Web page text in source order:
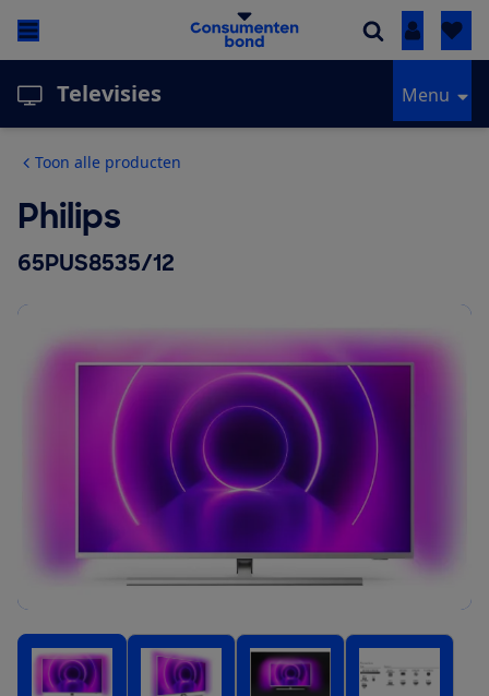
Inloggen
Televisies Menu
Toon alle producten
Philips
65PUS8535/12